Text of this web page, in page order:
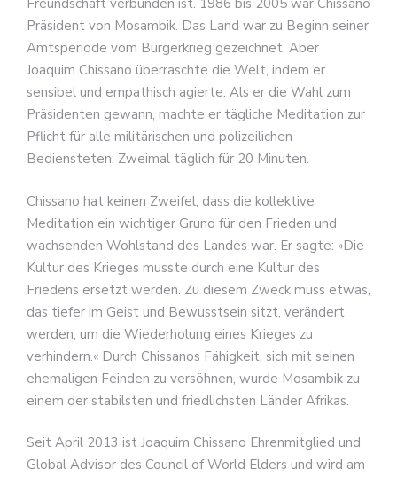
Freundschaft verbunden ist. 1986 bis 2005 war Chissano
Präsident von Mosambik. Das Land war zu Beginn seiner
Amtsperiode vom Bürgerkrieg gezeichnet. Aber
Joaquim Chissano überraschte die Welt, indem er
sensibel und empathisch agierte. Als er die Wahl zum
Präsidenten gewann, machte er tägliche Meditation zur
Pflicht für alle militärischen und polizeilichen
Bediensteten: Zweimal täglich für 20 Minuten.
Chissano hat keinen Zweifel, dass die kollektive
Meditation ein wichtiger Grund für den Frieden und
wachsenden Wohlstand des Landes war. Er sagte: »Die
Kultur des Krieges musste durch eine Kultur des
Friedens ersetzt werden. Zu diesem Zweck muss etwas,
das tiefer im Geist und Bewusstsein sitzt, verändert
werden, um die Wiederholung eines Krieges zu
verhindern.« Durch Chissanos Fähigkeit, sich mit seinen
ehemaligen Feinden zu versöhnen, wurde Mosambik zu
einem der stabilsten und friedlichsten Länder Afrikas.
Seit April 2013 ist Joaquim Chissano Ehrenmitglied und
Global Advisor des Council of World Elders und wird am